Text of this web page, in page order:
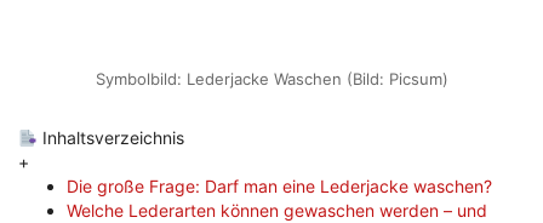
Symbolbild: Lederjacke Waschen (Bild: Picsum)
Inhaltsverzeichnis
+
Die große Frage: Darf man eine Lederjacke waschen?
Welche Lederarten können gewaschen werden – und